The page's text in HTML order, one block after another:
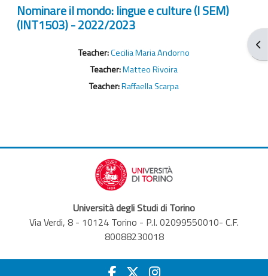
Nominare il mondo: lingue e culture (I SEM)
(INT1503) - 2022/2023
Teacher:Cecilia Maria Andorno
Teacher:Matteo Rivoira
Teacher:Raffaella Scarpa
Università degli Studi di Torino
Via Verdi, 8 - 10124 Torino - P.I. 02099550010- C.F.
80088230018